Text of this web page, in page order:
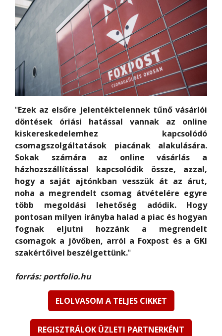
Ezek az elsőre jelentéktelennek tűnő vásárlói
döntések óriási hatással vannak az online
kiskereskedelemhez kapcsolódó
csomagszolgáltatások piacának alakulására.
Sokak számára az online vásárlás a
házhozszállítással kapcsolódik össze, azzal,
hogy a saját ajtónkban vesszük át az árut,
noha a megrendelt csomag átvételére egyre
több megoldási lehetőség adódik. Hogy
pontosan milyen irányba halad a piac és hogyan
fognak eljutni hozzánk a megrendelt
csomagok a jövőben, arról a Foxpost és a GKI
szakértőivel beszélgettünk.
forrás: portfolio.hu
ELOLVASOM A TELJES CIKKET
REGISZTRÁLOK ÜZLETI PARTNERKÉNT